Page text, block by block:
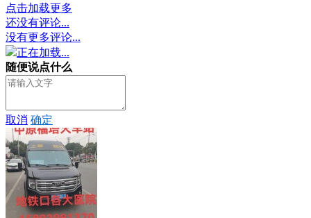
点击加载更多
还没有评论...
没有更多评论...
正在加载...
随便说点什么
取消 确定